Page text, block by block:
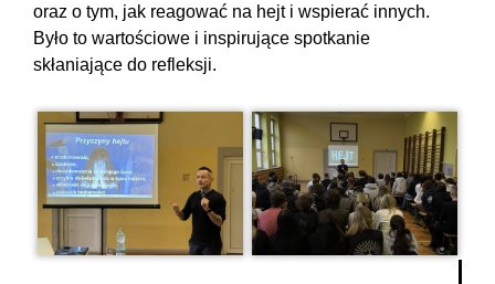
oraz o tym, jak reagować na hejt i wspierać innych.
Było to wartościowe i inspirujące spotkanie
skłaniające do refleksji.